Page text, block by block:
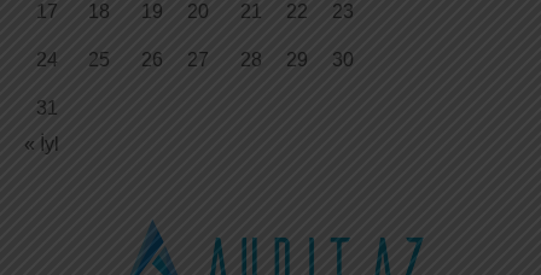
17 18 19 20 21 22 23
24 25 26 27 28 29 30
31
« İyl